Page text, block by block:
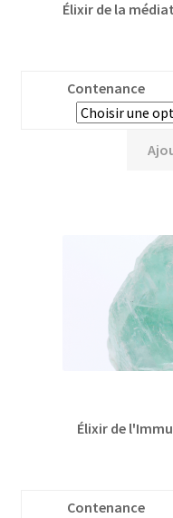
Élixir de la
Contenance
Élixir de
Contenance